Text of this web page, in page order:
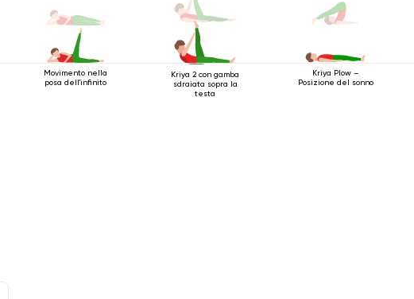
Movimento nella
posa dell'infinito
Kriya 2 con gamba
sdraiata sopra la
testa
Kriya Plow –
Posizione del sonno